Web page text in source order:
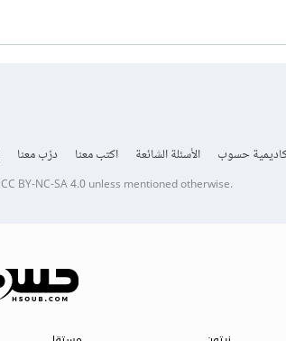
حسوب الأسئلة الشائعة اكتب معنا درّب معنا
CC BY-NC-SA 4.0unless mentioned otherwise.